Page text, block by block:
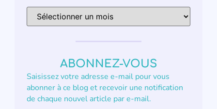
ABONNEZ-VOUS
Saisissez votre adresse e-mail pour vous
abonner à ce blog et recevoir une notification
de chaque nouvel article par e-mail.